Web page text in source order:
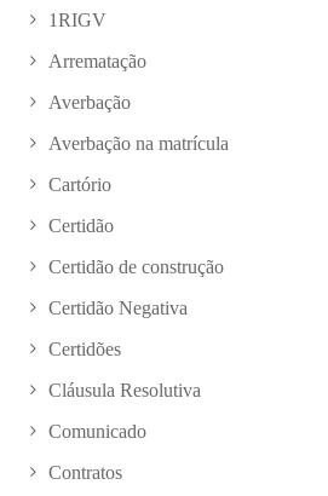
1RIGV
Arrematação
Averbação
Averbação na matrícula
Cartório
Certidão
Certidão de construção
Certidão Negativa
Certidões
Cláusula Resolutiva
Comunicado
Contratos